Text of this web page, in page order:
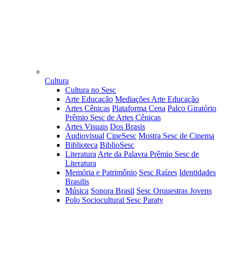
Cultura
Cultura no Sesc
Arte Educação Mediações Arte Educação
Artes Cênicas Plataforma Cena Palco Giratório
Prêmio Sesc de Artes Cênicas
Artes Visuais Dos Brasis
Audiovisual CineSesc Mostra Sesc de Cinema
Biblioteca BiblioSesc
Literatura Arte da Palavra Prêmio Sesc de
Literatura
Memória e Patrimônio Sesc Raízes Identidades
Brasilis
Música Sonora Brasil Sesc Orquestras Jovens
Polo Sociocultural Sesc Paraty